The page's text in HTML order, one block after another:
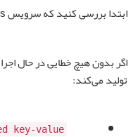
ابتدا بررسی کنید که سرویس Redis در حال اجرا است:
اگر بدون هیچ خطایی در حال
تولید می‌کند:
key-value